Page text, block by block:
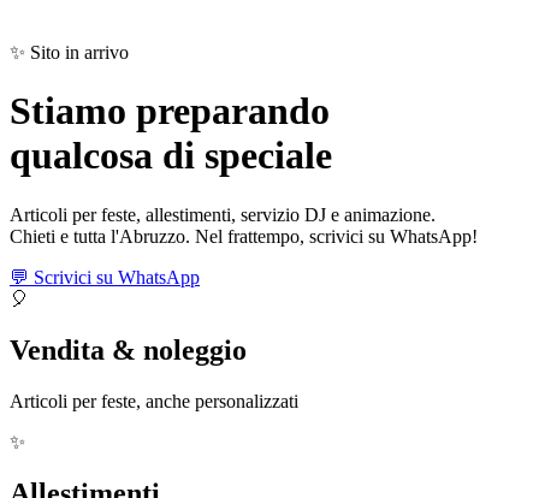
✨ Sito in arrivo
Stiamo preparando
qualcosa di speciale
Articoli per feste, allestimenti, servizio DJ e animazione.
Chieti e tutta l'Abruzzo. Nel frattempo, scrivici su WhatsApp!
💬 Scrivici su WhatsApp
🎈
Vendita & noleggio
Articoli per feste, anche personalizzati
✨